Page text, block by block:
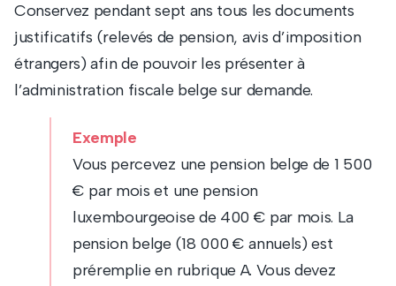
Conservez pendant sept ans tous les documents
justificatifs (relevés de pension, avis d’imposition
étrangers) afin de pouvoir les présenter à
l’administration fiscale belge sur demande.
Exemple
Vous percevez une pension belge de 1 500
€ par mois et une pension
luxembourgeoise de 400 € par mois. La
pension belge (18 000 € annuels) est
préremplie en rubrique A. Vous devez